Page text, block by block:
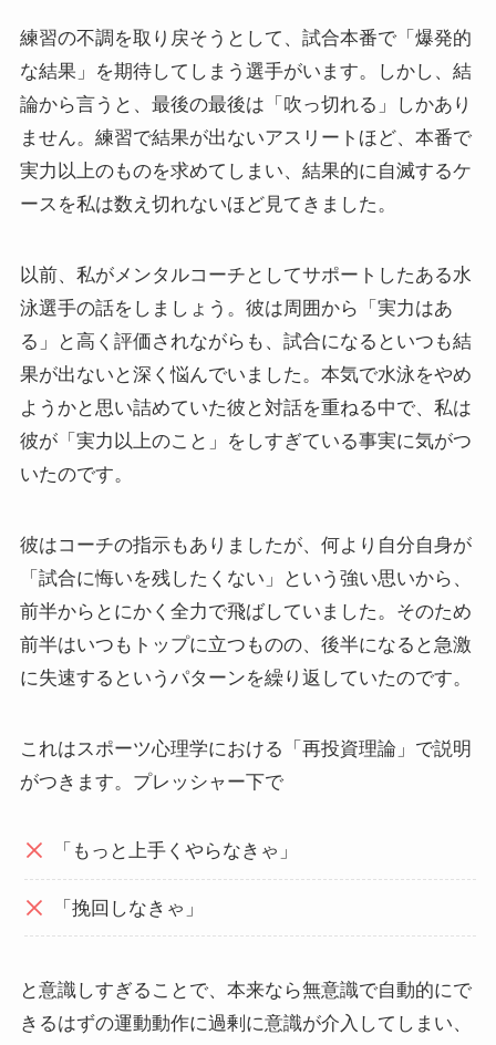
練習の不調を取り戻そうとして、試合本番で「爆発的
な結果」を期待してしまう選手がいます。しかし、結
論から言うと、最後の最後は「吹っ切れる」しかあり
ません。練習で結果が出ないアスリートほど、本番で
実力以上のものを求めてしまい、結果的に自滅するケ
ースを私は数え切れないほど見てきました。
以前、私がメンタルコーチとしてサポートしたある水
泳選手の話をしましょう。彼は周囲から「実力はあ
る」と高く評価されながらも、試合になるといつも結
果が出ないと深く悩んでいました。本気で水泳をやめ
ようかと思い詰めていた彼と対話を重ねる中で、私は
彼が「実力以上のこと」をしすぎている事実に気がつ
いたのです。
彼はコーチの指示もありましたが、何より自分自身が
「試合に悔いを残したくない」という強い思いから、
前半からとにかく全力で飛ばしていました。そのため
前半はいつもトップに立つものの、後半になると急激
に失速するというパターンを繰り返していたのです。
これはスポーツ心理学における「再投資理論」で説明
がつきます。プレッシャー下で
「もっと上手くやらなきゃ」
「挽回しなきゃ」
と意識しすぎることで、本来なら無意識で自動的にで
きるはずの運動動作に過剰に意識が介入してしまい、